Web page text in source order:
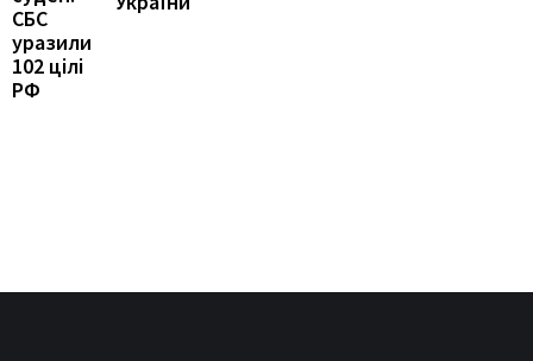
СБС
уразили
102 цілі
РФ